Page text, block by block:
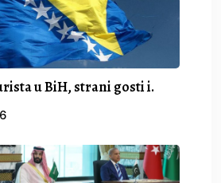
u BiH, strani gosti i.